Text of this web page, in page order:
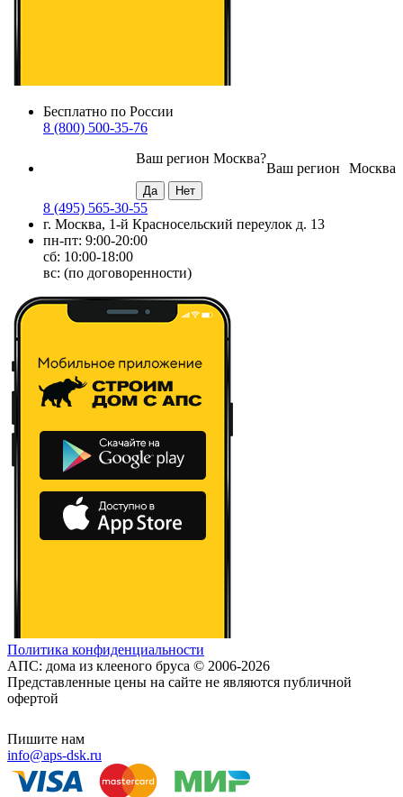
Бесплатно по России
8 (800) 500-35-76
Москва
Ваш регион
Ваш регион Москва?
8 (495) 565-30-55
г. Москва, 1-й Красносельский переулок д. 13
пн-пт: 9:00-20:00
сб: 10:00-18:00
вс: (по договоренности)
Политика конфиденциальности
АПС: дома из клееного бруса © 2006-2026
Представленные цены на сайте не являются публичной
офертой
Пишите нам
info@aps-dsk.ru